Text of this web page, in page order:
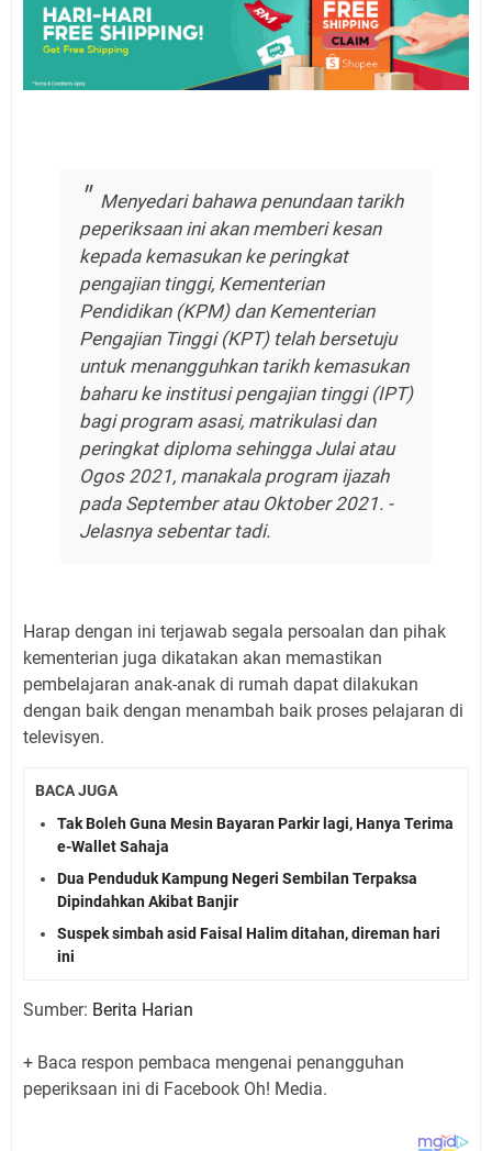
Menyedari bahawa penundaan tarikh
peperiksaan ini akan memberi kesan
kepada kemasukan ke peringkat
pengajian tinggi, Kementerian
Pendidikan (KPM) dan Kementerian
Pengajian Tinggi (KPT) telah bersetuju
untuk menangguhkan tarikh kemasukan
baharu ke institusi pengajian tinggi (IPT)
bagi program asasi, matrikulasi dan
peringkat diploma sehingga Julai atau
Ogos 2021, manakala program ijazah
pada September atau Oktober 2021. -
Jelasnya sebentar tadi.
Harap dengan ini terjawab segala persoalan dan pihak
kementerian juga dikatakan akan memastikan
pembelajaran anak-anak di rumah dapat dilakukan
dengan baik dengan menambah baik proses pelajaran di
televisyen.
BACA JUGA
Tak Boleh Guna Mesin Bayaran Parkir lagi, Hanya Terima
e-Wallet Sahaja
Dua Penduduk Kampung Negeri Sembilan Terpaksa
Dipindahkan Akibat Banjir
Suspek simbah asid Faisal Halim ditahan, direman hari
ini
Sumber: Berita Harian
+ Baca respon pembaca mengenai penangguhan
peperiksaan ini di Facebook Oh! Media.